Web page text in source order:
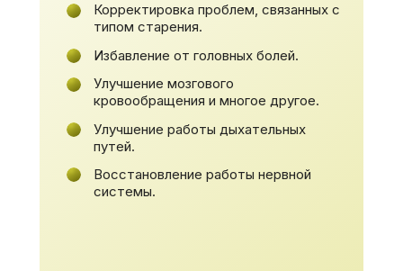
Улучшение мозгового
кровообращения и многое другое.
Улучшение работы дыхательных
путей.
Восстановление работы нервной
системы.
Избавление от головных болей.
Корректировка проблем, связанных с
типом старения.